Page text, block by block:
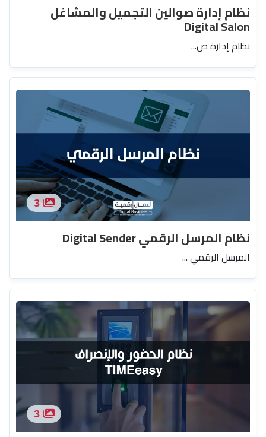
نظام إدارة صوالين التجميل والمشاغل
Digital Salon
نظام إدارة ص...
3
نظام المرسل الرقمي Digital Sender
المرسل الرقمي ...
3